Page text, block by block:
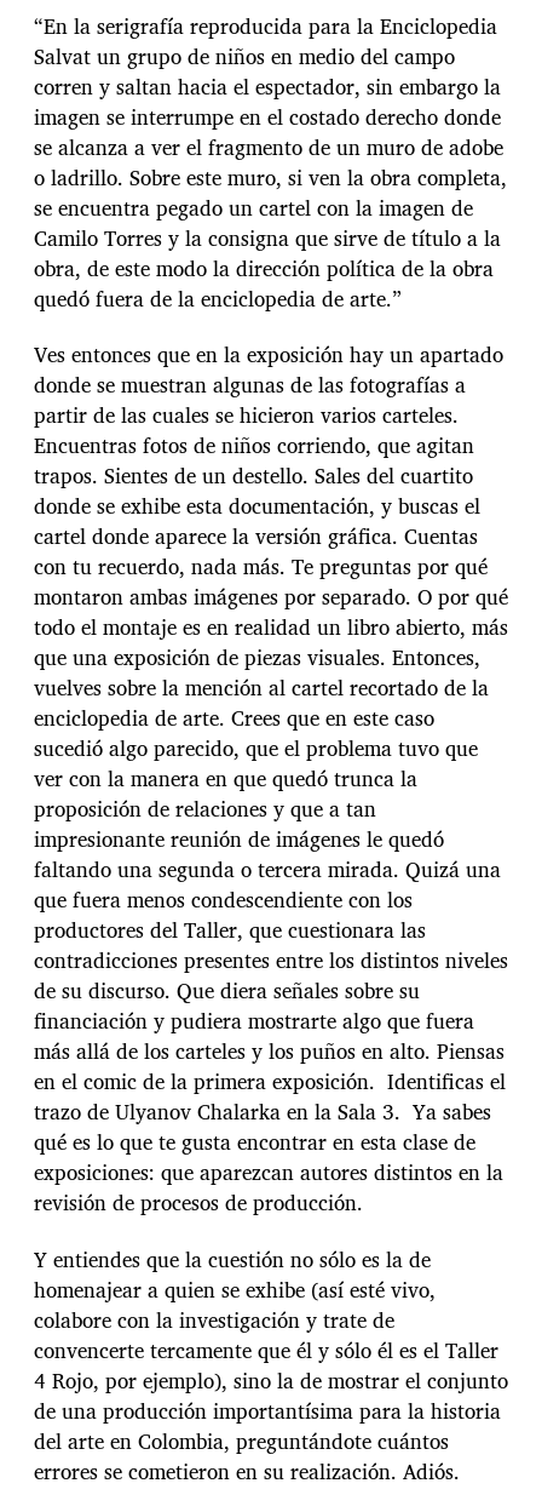
“En la serigrafía reproducida para la Enciclopedia
Salvat un grupo de niños en medio del campo
corren y saltan hacia el espectador, sin embargo la
imagen se interrumpe en el costado derecho donde
se alcanza a ver el fragmento de un muro de adobe
o ladrillo. Sobre este muro, si ven la obra completa,
se encuentra pegado un cartel con la imagen de
Camilo Torres y la consigna que sirve de título a la
obra, de este modo la dirección política de la obra
quedó fuera de la enciclopedia de arte.”
Ves entonces que en la exposición hay un apartado
donde se muestran algunas de las fotografías a
partir de las cuales se hicieron varios carteles.
Encuentras fotos de niños corriendo, que agitan
trapos. Sientes de un destello. Sales del cuartito
donde se exhibe esta documentación, y buscas el
cartel donde aparece la versión gráfica. Cuentas
con tu recuerdo, nada más. Te preguntas por qué
montaron ambas imágenes por separado. O por qué
todo el montaje es en realidad un libro abierto, más
que una exposición de piezas visuales. Entonces,
vuelves sobre la mención al cartel recortado de la
enciclopedia de arte. Crees que en este caso
sucedió algo parecido, que el problema tuvo que
ver con la manera en que quedó trunca la
proposición de relaciones y que a tan
impresionante reunión de imágenes le quedó
faltando una segunda o tercera mirada. Quizá una
que fuera menos condescendiente con los
productores del Taller, que cuestionara las
contradicciones presentes entre los distintos niveles
de su discurso. Que diera señales sobre su
financiación y pudiera mostrarte algo que fuera
más allá de los carteles y los puños en alto. Piensas
en el comic de la primera exposición. Identificas el
trazo de Ulyanov Chalarka en la Sala 3. Ya sabes
qué es lo que te gusta encontrar en esta clase de
exposiciones: que aparezcan autores distintos en la
revisión de procesos de producción.
Y entiendes que la cuestión no sólo es la de
homenajear a quien se exhibe (así esté vivo,
colabore con la investigación y trate de
convencerte tercamente que él y sólo él es el Taller
4 Rojo, por ejemplo), sino la de mostrar el conjunto
de una producción importantísima para la historia
del arte en Colombia, preguntándote cuántos
errores se cometieron en su realización. Adiós.